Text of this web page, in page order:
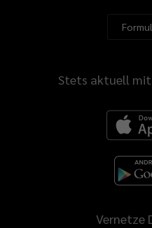
Stets aktuell mit
Vernetze